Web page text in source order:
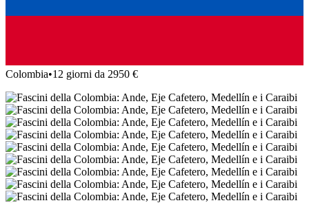
Colombia•12 giorni da 2950 €